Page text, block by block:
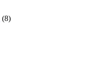
(8)